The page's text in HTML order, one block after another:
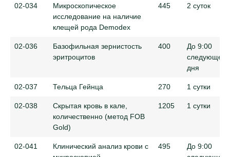
02-034
Микроскопическое
исследование на наличие
клещей рода Demodex
445 2 суток
02-036
Базофильная зернистость
эритроцитов
400
До 9:00
следующего
дня
02-037 Тельца Гейнца 270 1 сутки
02-038
Скрытая кровь в кале,
количественно (метод FOB
Gold)
1205 1 сутки
02-041
Клинический анализ крови с
495
До 9:00